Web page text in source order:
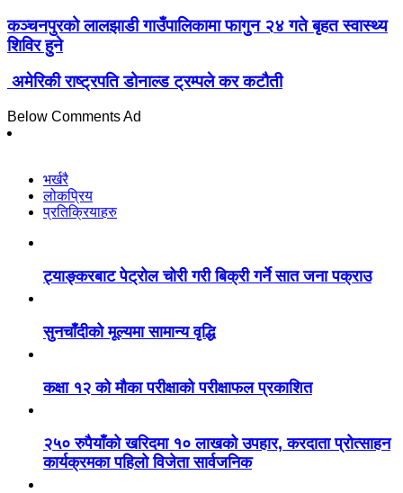
कञ्चनपुरको लालझाडी गाउँपालिकामा फागुन २४ गते बृहत स्वास्थ्य
शिविर हुने
अमेरिकी राष्ट्रपति डोनाल्ड ट्रम्पले कर कटौती
Below Comments Ad
भर्खरै
लोकप्रिय
प्रतिक्रियाहरु
ट्याङ्करबाट पेट्रोल चोरी गरी बिक्री गर्ने सात जना पक्राउ
सुनचाँदीको मूल्यमा सामान्य वृद्धि
कक्षा १२ को मौका परीक्षाको परीक्षाफल प्रकाशित
२५० रुपैयाँको खरिदमा १० लाखको उपहार, करदाता प्रोत्साहन
कार्यक्रमका पहिलो विजेता सार्वजनिक